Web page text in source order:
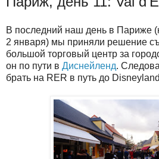
В последний наш день в Париже
2 января) мы приняли решение
большой торговый центр за
он по пути в Диснейленд.
брать на RER в путь до